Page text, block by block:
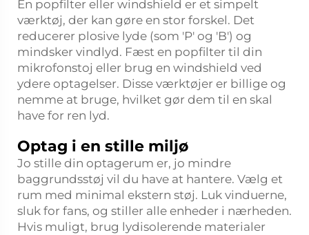
En popfilter eller windshield er et simpelt
værktøj, der kan gøre en stor forskel. Det
reducerer plosive lyde (som 'P' og 'B') og
mindsker vindlyd. Fæst en popfilter til din
mikrofonstoj eller brug en windshield ved
ydere optagelser. Disse værktøjer er billige og
nemme at bruge, hvilket gør dem til en skal
have for ren lyd.
Optag i en stille miljø
Jo stille din optagerum er, jo mindre
baggrundsstøj vil du have at hantere. Vælg et
rum med minimal ekstern støj. Luk vinduerne,
sluk for fans, og stiller alle enheder i nærheden.
Hvis muligt, brug lydisolerende materialer